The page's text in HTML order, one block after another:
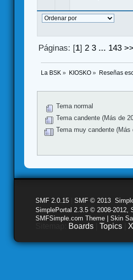
Páginas: [1] 2 3 ... 143 >>
La BSK » KIOSKO» Reseñas
Tema normal
Tema candente (Más de
Tema muy candente (Más
SMF 2.0.15 SMF © 2013
SimplePortal 2.3.5 © 2008-2012,
SMFSimple.com Theme | Skin
Boards Topics